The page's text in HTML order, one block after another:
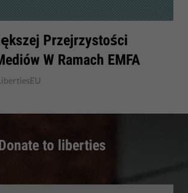
Przejrzystości
W Ramach EMFA
to liberties